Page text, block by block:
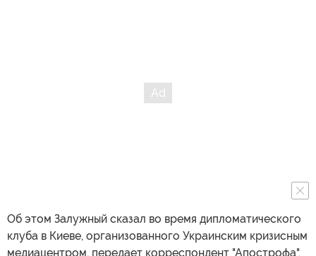
Об этом Залужный сказал во время дипломатического
клуба в Киеве, организованного Украинским кризисным
медиацентром, передает корреспондент "Апострофа".